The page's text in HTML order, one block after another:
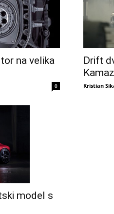
na velika
0
Drift
Kristian
model s